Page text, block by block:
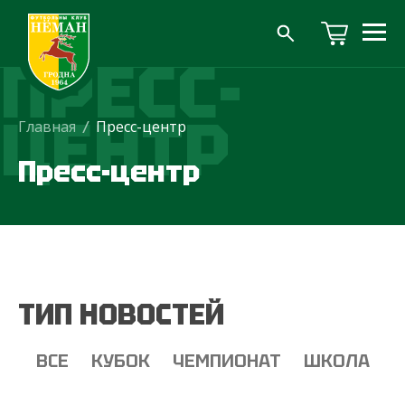
ПРЕСС-
ЦЕНТР
Главная / Пресс-центр
Пресс-центр
ТИП НОВОСТЕЙ
ВСЕ КУБОК ЧЕМПИОНАТ ШКОЛА